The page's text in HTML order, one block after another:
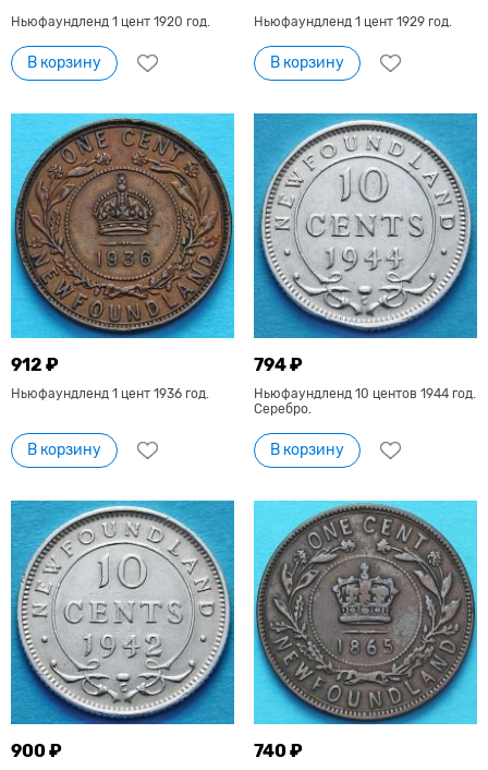
Ньюфаундленд 1 цент 1920 год.
В корзину
Ньюфаундленд 1 цент 1929 год.
В корзину
912 ₽
Ньюфаундленд 1 цент 1936 год.
В корзину
794 ₽
Ньюфаундленд 10 центов 1944 год.
Серебро.
В корзину
900 ₽ 740 ₽